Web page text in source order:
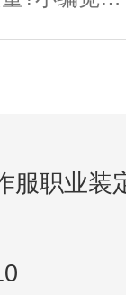
量=良心+责
服职业装